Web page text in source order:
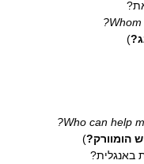
Whom
)
Who can help
הומוורק?)
באנגלית?